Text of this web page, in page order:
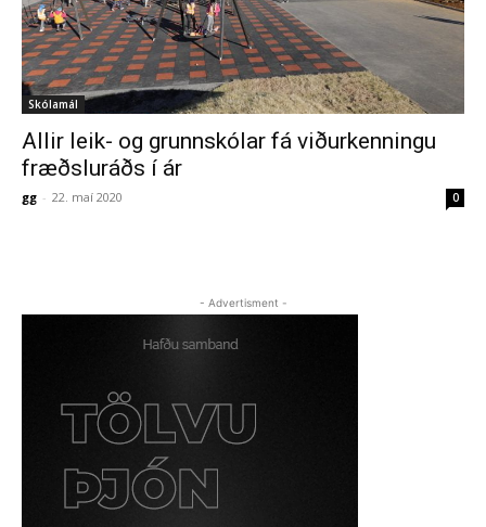
Skólamál
Allir leik- og grunnskólar fá viðurkenningu
fræðsluráðs í ár
gg - 22. maí 2020 0
- Advertisment -